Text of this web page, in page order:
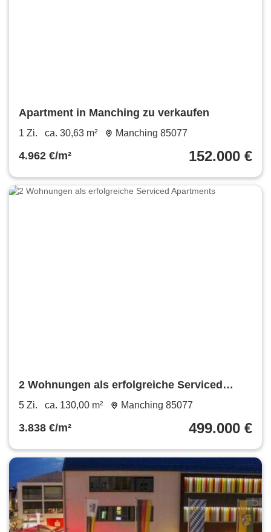
Apartment in Manching zu verkaufen
1 Zi. ca. 30,63 m² Manching 85077
4.962 €/m² 152.000 €
2 Wohnungen als erfolgreiche Serviced
Apartments
5 Zi. ca. 130,00 m² Manching 85077
3.838 €/m² 499.000 €